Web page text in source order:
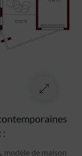
:
, modèle de maison